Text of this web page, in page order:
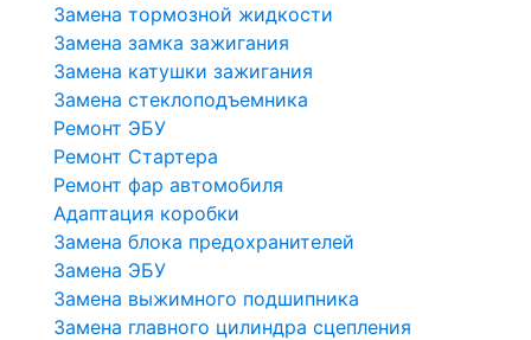
Замена тормозной жидкости
Замена замка зажигания
Замена катушки зажигания
Замена стеклоподъемника
Ремонт ЭБУ
Ремонт Стартера
Ремонт фар автомобиля
Адаптация коробки
Замена блока предохранителей
Замена ЭБУ
Замена выжимного подшипника
Замена главного цилиндра сцепления